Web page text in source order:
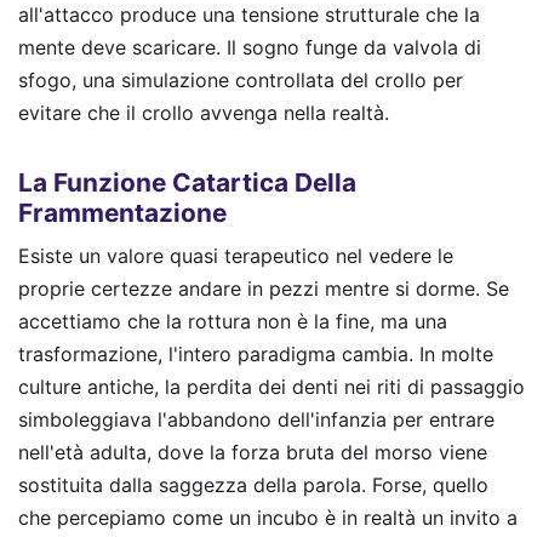
all'attacco produce una tensione strutturale che la
mente deve scaricare. Il sogno funge da valvola di
sfogo, una simulazione controllata del crollo per
evitare che il crollo avvenga nella realtà.
La Funzione Catartica Della
Frammentazione
Esiste un valore quasi terapeutico nel vedere le
proprie certezze andare in pezzi mentre si dorme. Se
accettiamo che la rottura non è la fine, ma una
trasformazione, l'intero paradigma cambia. In molte
culture antiche, la perdita dei denti nei riti di passaggio
simboleggiava l'abbandono dell'infanzia per entrare
nell'età adulta, dove la forza bruta del morso viene
sostituita dalla saggezza della parola. Forse, quello
che percepiamo come un incubo è in realtà un invito a